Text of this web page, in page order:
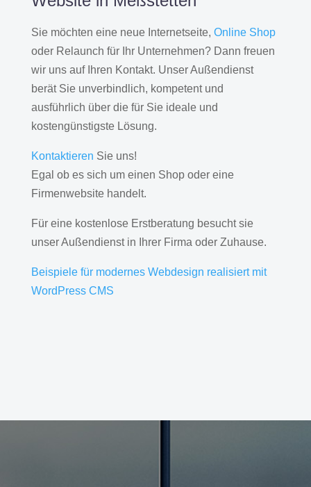
Sie möchten eine neue Internetseite, Online Shop
oder Relaunch für Ihr Unternehmen? Dann freuen
wir uns auf Ihren Kontakt. Unser Außendienst
berät Sie unverbindlich, kompetent und
ausführlich über die für Sie ideale und
kostengünstigste Lösung.
Kontaktieren Sie uns!
Egal ob es sich um einen Shop oder eine
Firmenwebsite handelt.
Für eine kostenlose Erstberatung besucht sie
unser Außendienst in Ihrer Firma oder Zuhause.
Beispiele für modernes Webdesign realisiert mit
WordPress CMS